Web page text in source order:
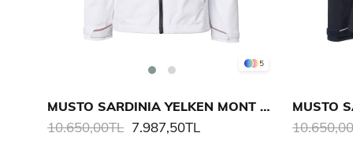
5
MUSTO SARDINIA YELKEN MONT 2.0 KADIN
7.987,50TL
10.650,00TL